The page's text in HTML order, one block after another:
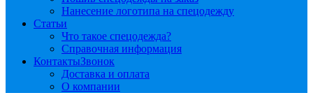
Нанесение логотипа на спецодежду
Статьи
Что такое спецодежда?
Справочная информация
КонтактыЗвонок
Доставка и оплата
О компании